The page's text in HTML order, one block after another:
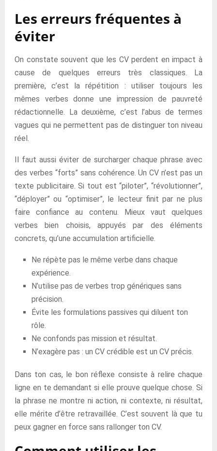
Les erreurs fréquentes à
éviter
On constate souvent que les CV perdent en impact à
cause de quelques erreurs très classiques. La
première, c’est la répétition : utiliser toujours les
mêmes verbes donne une impression de pauvreté
rédactionnelle. La deuxième, c’est l’abus de termes
vagues qui ne permettent pas de distinguer ton niveau
réel.
Il faut aussi éviter de surcharger chaque phrase avec
des verbes “forts” sans cohérence. Un CV n’est pas un
texte publicitaire. Si tout est “piloter”, “révolutionner”,
“déployer” ou “optimiser”, le lecteur finit par ne plus
faire confiance au contenu. Mieux vaut quelques
verbes bien choisis, appuyés par des éléments
concrets, qu’une accumulation artificielle.
Ne répète pas le même verbe dans chaque
expérience.
N’utilise pas de verbes trop génériques sans
précision.
Évite les formulations passives qui diluent ton
rôle.
Ne confonds pas mission et résultat.
N’exagère pas : un CV crédible est un CV précis.
Dans ton cas, le bon réflexe consiste à relire chaque
ligne en te demandant si elle prouve quelque chose. Si
la phrase ne montre ni action, ni contexte, ni résultat,
elle mérite d’être retravaillée. C’est souvent là que tu
peux gagner en force sans rallonger ton CV.